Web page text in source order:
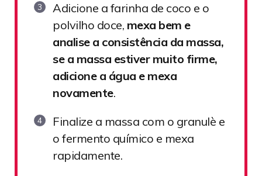
Adicione a farinha de coco e o
polvilho doce, mexa bem e
analise a consistência da massa,
se a massa estiver muito firme,
adicione a água e mexa
novamente.
Finalize a massa com o granulè e
o fermento químico e mexa
rapidamente.